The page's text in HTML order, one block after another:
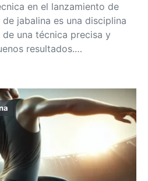
en el lanzamiento de
jabalina es una disciplina
una técnica precisa y
resultados.…